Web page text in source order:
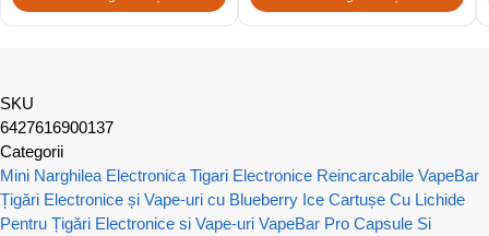
SKU
6427616900137
Categorii
Mini Narghilea Electronica Tigari Electronice Reincarcabile VapeBar
Țigări Electronice și Vape-uri cu Blueberry Ice Cartușe Cu Lichide
Pentru Țigări Electronice si Vape-uri VapeBar Pro Capsule Si